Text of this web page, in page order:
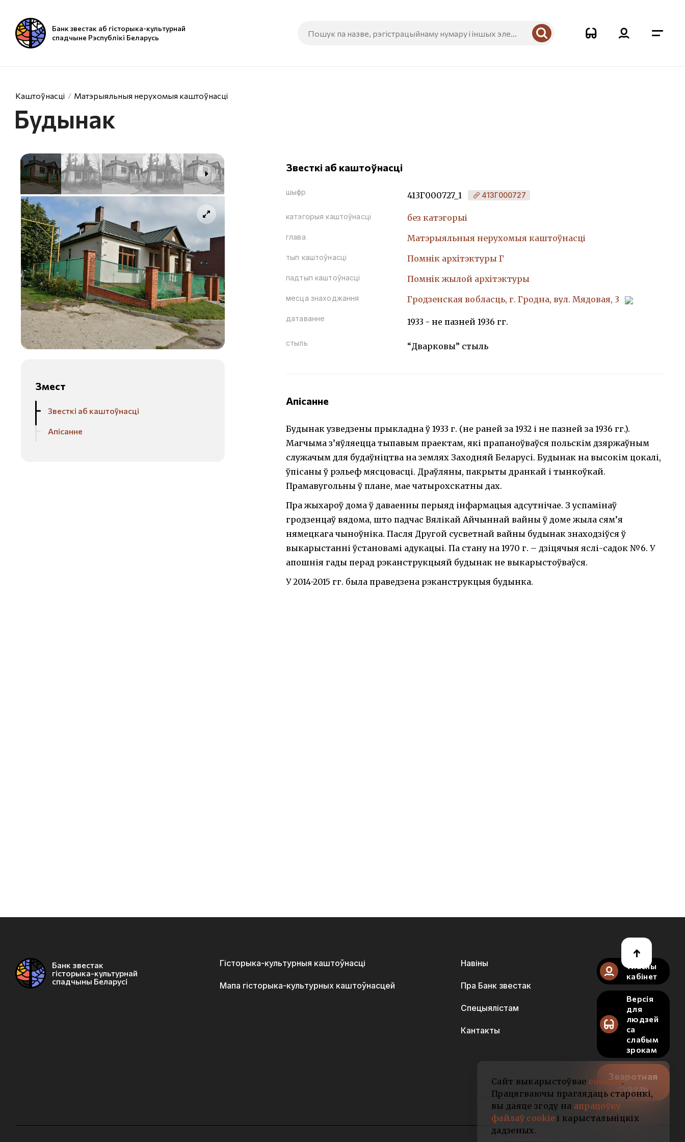
Банк звестак аб гісторыка-культурнай
спадчыне Рэспублікі Беларусь
Каштоўнасці Матэрыяльныя нерухомыя каштоўнасці
Будынак
Змест
Звесткі аб каштоўнасці
Апісанне
Звесткі аб каштоўнасці
шыфр 413Г000727_1 413Г000727
катэгорыя каштоўнасці без катэгорыі
глава Матэрыяльныя нерухомыя каштоўнасці
тып каштоўнасці Помнiк архiтэктуры Г
падтып каштоўнасці Помнiк жылой архiтэктуры
месца знаходжання Гродзенская вобласць, г. Гродна, вул. Мядовая, 3
датаванне 1933 - не пазней 1936 гг.
стыль “Дварковы” стыль
Апісанне
Будынак узведзены прыкладна ў 1933 г. (не раней за 1932 і не пазней за 1936 гг.).
Магчыма з’яўляецца тыпавым праектам, які прапаноўваўся польскім дзяржаўным
служачым для будаўніцтва на землях Заходняй Беларусі. Будынак на высокім цокалі,
ўпісаны ў рэльеф мясцовасці. Драўляны, пакрыты дранкай і тынкоўкай.
Прамавугольны ў плане, мае чатырохскатны дах.
Пра жыхароў дома ў даваенны перыяд інфармацыя адсутнічае. З успамінаў
гродзенцаў вядома, што падчас Вялікай Айчыннай вайны ў доме жыла сям’я
нямецкага чыноўніка. Пасля Другой сусветнай вайны будынак знаходзіўся ў
выкарыстанні ўстановамі адукацыі. Па стану на 1970 г. – дзіцячыя яслі-садок №6. У
апошнія гады перад рэканструкцыяй будынак не выкарыстоўваўся.
У 2014-2015 гг. была праведзена рэканструкцыя будынка.
Банк звестак
гісторыка-культурнай
спадчыны Беларусі
Гісторыка-культурныя каштоўнасці
Мапа гісторыка-культурных каштоўнасцей
Навіны
Пра Банк звестак
Спецыялістам
Кантакты
Уласны
кабінет
Версія
для
людзей
са
слабым
зрокам
Зваротная
сувязь
Сайт выкарыстоўвае cookies.
Працягваючы праглядаць старонкі,
вы даяце згоду на апрацоўку
файлаў cookie і карыстальніцкіх
дадзеных.